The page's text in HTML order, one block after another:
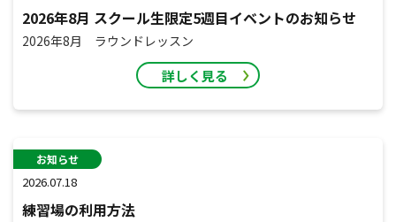
2026年8月 スクール生限定5週目イベントのお知らせ
2026年8月 ラウンドレッスン
詳しく見る
お知らせ
2026.07.18
練習場の利用方法